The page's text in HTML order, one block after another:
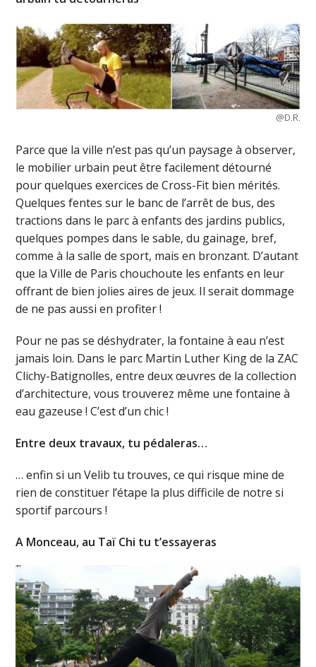
@D.R.
Parce que la ville n’est pas qu’un paysage à observer,
le mobilier urbain peut être facilement détourné
pour quelques exercices de Cross-Fit bien mérités.
Quelques fentes sur le banc de l’arrêt de bus, des
tractions dans le parc à enfants des jardins publics,
quelques pompes dans le sable, du gainage, bref,
comme à la salle de sport, mais en bronzant. D’autant
que la Ville de Paris chouchoute les enfants en leur
offrant de bien jolies aires de jeux. Il serait dommage
de ne pas aussi en profiter !
Pour ne pas se déshydrater, la fontaine à eau n’est
jamais loin. Dans le parc Martin Luther King de la ZAC
Clichy-Batignolles, entre deux œuvres de la collection
d’architecture, vous trouverez même une fontaine à
eau gazeuse ! C’est d’un chic !
Entre deux travaux, tu pédaleras…
… enfin si un Velib tu trouves, ce qui risque mine de
rien de constituer l’étape la plus difficile de notre si
sportif parcours !
A Monceau, au Taï Chi tu t’essayeras